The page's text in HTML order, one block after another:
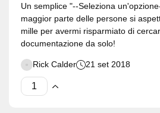
Un semplice "--Seleziona
maggior parte delle persone si
mille per avermi risparmiato di
documentazione da solo!
Rick Calder 21 set 2018